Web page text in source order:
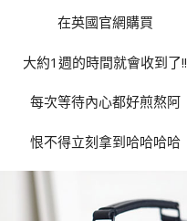
在英國官網購買
大約1週的時間就會收到了!!
每次等待內心都好煎熬阿
恨不得立刻拿到哈哈哈哈